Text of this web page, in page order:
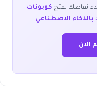
نقاطك لفتح كوبونات
بالذكاء الاصطناعي
الآن